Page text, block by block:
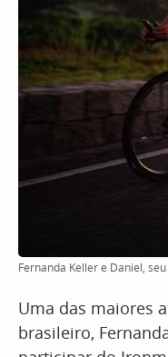
Fernanda Keller e Daniel,
Uma das maiores
brasileiro,